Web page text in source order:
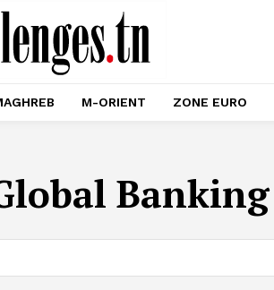
M-ORIENT ZONE EURO
Banking